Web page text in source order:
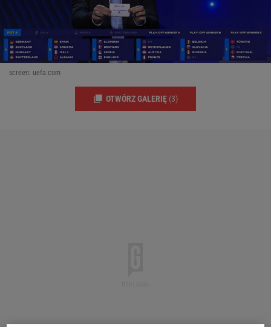
screen: uefa.com
OTWÓRZ GALERIĘ (3)